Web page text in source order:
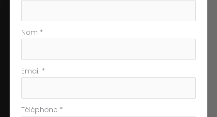
téléphone
Nom *
Email *
Téléphone *